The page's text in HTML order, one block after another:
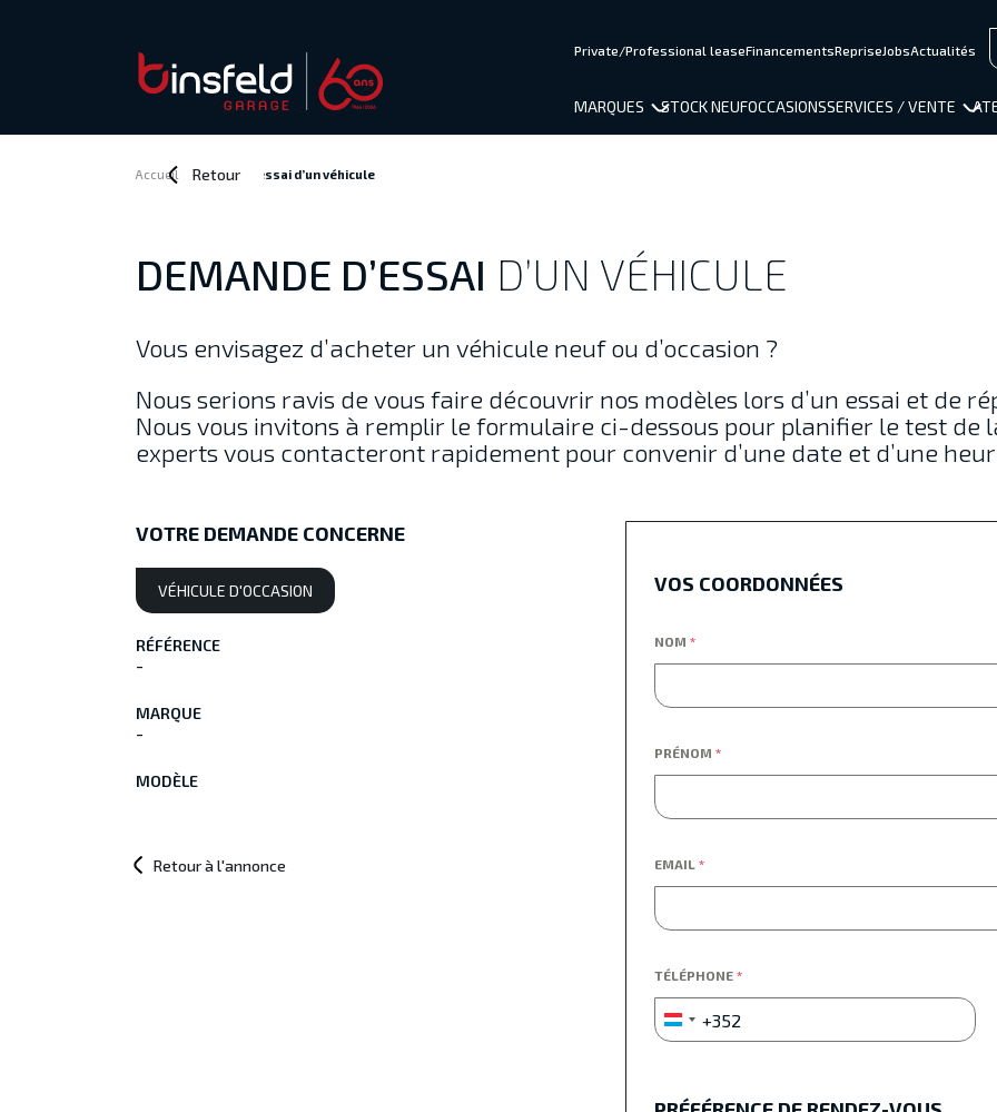
Private/Professional leaseFinancementsRepriseJobsActualités
MARQUES STOCK NEUFOCCASIONSSERVICES / VENTE
Retour
Accueil Demande d’essai d’un véhicule
DEMANDE D’ESSAI D’UN VÉHICULE
Vous envisagez d’acheter un véhicule neuf ou d’occasion ?
Nous serions ravis de vous faire découvrir nos modèles lors d’un essai et de
Nous vous invitons à remplir le formulaire ci-dessous pour planifier le test de
experts vous contacteront rapidement pour convenir d’une date et d’une
VOTRE DEMANDE CONCERNE
VÉHICULE D'OCCASION
RÉFÉRENCE
-
MARQUE
-
MODÈLE
Retour à l'annonce
VOS COORDONNÉES
NOM *
PRÉNOM *
EMAIL *
TÉLÉPHONE *
Luxembourg
+352
+352